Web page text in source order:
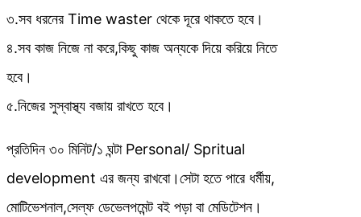
৩.সব ধরনের Time waster থেকে দূরে থাকতে হবে।
৪.সব কাজ নিজে না করে,কিছু কাজ অন্যকে দিয়ে করিয়ে নিতে
হবে।
৫.নিজের সুস্বাস্থ্য বজায় রাখতে হবে।
প্রতিদিন ৩০ মিনিট/১ ঘন্টা Personal/ Spritual
development এর জন্য রাখবো।সেটা হতে পারে ধর্মীয়,
মোটিভেশনাল,সেল্ফ ডেভেলপমেন্ট বই পড়া বা মেডিটেশন।